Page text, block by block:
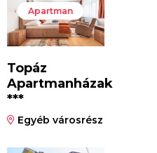
Apartman
Topáz
Apartmanházak
***
Egyéb városrész